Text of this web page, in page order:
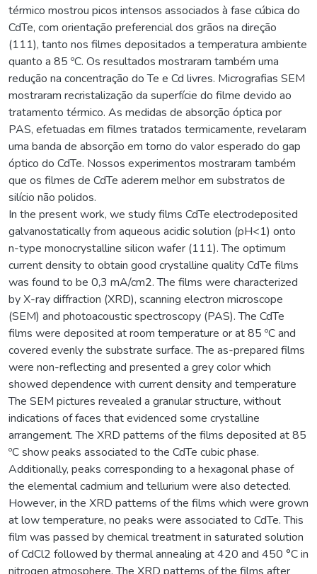
térmico mostrou picos intensos associados à fase cúbica do
CdTe, com orientação preferencial dos grãos na direção
(111), tanto nos filmes depositados a temperatura ambiente
quanto a 85 ºC. Os resultados mostraram também uma
redução na concentração do Te e Cd livres. Micrografias SEM
mostraram recristalização da superfície do filme devido ao
tratamento térmico. As medidas de absorção óptica por
PAS, efetuadas em filmes tratados termicamente, revelaram
uma banda de absorção em torno do valor esperado do gap
óptico do CdTe. Nossos experimentos mostraram também
que os filmes de CdTe aderem melhor em substratos de
silício não polidos.
In the present work, we study films CdTe electrodeposited
galvanostatically from aqueous acidic solution (pH<1) onto
n-type monocrystalline silicon wafer (111). The optimum
current density to obtain good crystalline quality CdTe films
was found to be 0,3 mA/cm2. The films were characterized
by X-ray diffraction (XRD), scanning electron microscope
(SEM) and photoacoustic spectroscopy (PAS). The CdTe
films were deposited at room temperature or at 85 ºC and
covered evenly the substrate surface. The as-prepared films
were non-reflecting and presented a grey color which
showed dependence with current density and temperature
The SEM pictures revealed a granular structure, without
indications of faces that evidenced some crystalline
arrangement. The XRD patterns of the films deposited at 85
ºC show peaks associated to the CdTe cubic phase.
Additionally, peaks corresponding to a hexagonal phase of
the elemental cadmium and tellurium were also detected.
However, in the XRD patterns of the films which were grown
at low temperature, no peaks were associated to CdTe. This
film was passed by chemical treatment in saturated solution
of CdCl2 followed by thermal annealing at 420 and 450 °C in